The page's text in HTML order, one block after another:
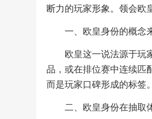
断力的玩家形象。领会欧
一、欧皇身份的概念
欧皇这一说法源于玩
品，或在排位赛中连续匹
而是玩家口碑形成的标签
二、欧皇身份在抽取